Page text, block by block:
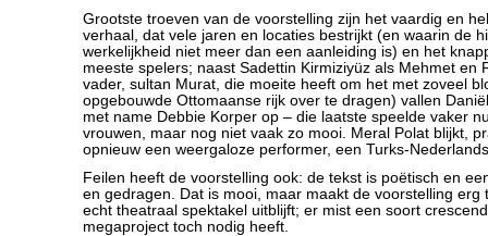
Grootste troeven van de voorstelling zijn het vaardig en
verhaal, dat vele jaren en locaties bestrijkt (en waarin de
werkelijkheid niet meer dan een aanleiding is) en het
meeste spelers; naast Sadettin Kirmiziyüz als Mehmet en
vader, sultan Murat, die moeite heeft om het met zoveel
opgebouwde Ottomaanse rijk over te dragen) vallen
met name Debbie Korper op – die laatste speelde vaker
vrouwen, maar nog niet vaak zo mooi. Meral Polat blijkt,
opnieuw een weergaloze performer, een Turks-
Feilen heeft de voorstelling ook: de tekst is poëtisch en
en gedragen. Dat is mooi, maar maakt de voorstelling erg
echt theatraal spektakel uitblijft; er mist een soort
megaproject toch nodig heeft.